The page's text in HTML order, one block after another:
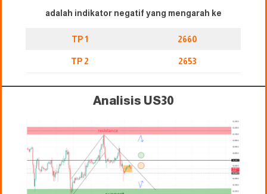
adalah indikator negatif yang mengarah ke
TP 1 2660
TP 2 2653
Analisis US30